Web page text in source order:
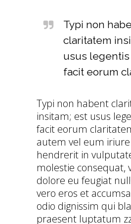
Typi non
claritatem
usus
facit eorum
Typi non habent
insitam; est usus
facit eorum
autem vel eum
hendrerit in
molestie consequat,
dolore eu feugiat
vero eros et
odio dignissim qui
praesent luptatum